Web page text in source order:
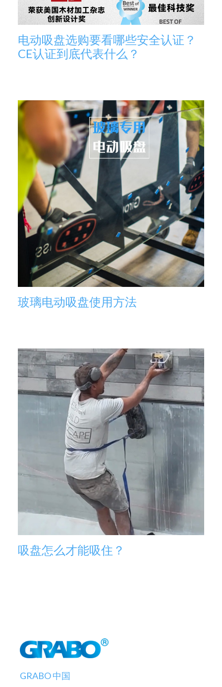
电动吸盘选购要看哪些安全认证？
CE认证到底代表什么？
玻璃电动吸盘使用方法
吸盘怎么才能吸住？
GRABO 中国